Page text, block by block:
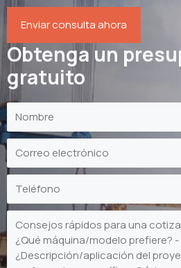
Enviar consulta ahora
Obtenga un
gratuito